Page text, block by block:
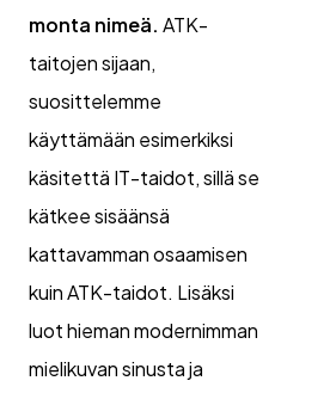
monta nimeä. ATK-
taitojen sijaan,
suosittelemme
käyttämään esimerkiksi
käsitettä IT-taidot, sillä se
kätkee sisäänsä
kattavamman osaamisen
kuin ATK-taidot. Lisäksi
luot hieman modernimman
mielikuvan sinusta ja